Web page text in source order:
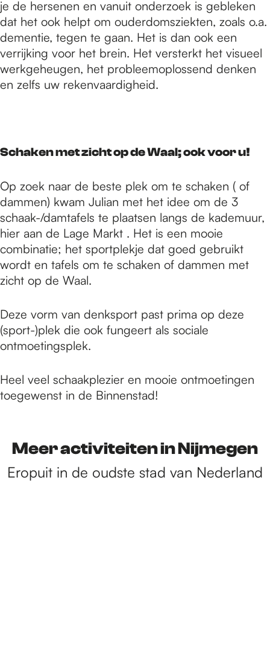
je de hersenen en vanuit onderzoek is gebleken
dat het ook helpt om ouderdomsziekten, zoals o.a.
dementie, tegen te gaan. Het is dan ook een
verrijking voor het brein. Het versterkt het visueel
werkgeheugen, het probleemoplossend denken
en zelfs uw rekenvaardigheid.
Schaken met zicht op de Waal; ook voor u!
Op zoek naar de beste plek om te schaken ( of
dammen) kwam Julian met het idee om de 3
schaak-/damtafels te plaatsen langs de kademuur,
hier aan de Lage Markt . Het is een mooie
combinatie; het sportplekje dat goed gebruikt
wordt en tafels om te schaken of dammen met
zicht op de Waal.
Deze vorm van denksport past prima op deze
(sport-)plek die ook fungeert als sociale
ontmoetingsplek.
Heel veel schaakplezier en mooie ontmoetingen
toegewenst in de Binnenstad!
Meer activiteiten in Nijmegen
Eropuit in de oudste stad van Nederland